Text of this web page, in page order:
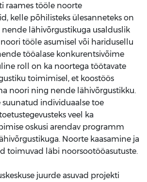
raames tööle noorte
kelle põhilisteks ülesanneteks on
nende lähivõrgustikuga usalduslik
tööle asumisel või haridusellu
tööalase konkurentsivõime
roll on ka noortega töötavate
toimimisel, et koostöös
noori ning nende lähivõrgustikku.
suunatud individuaalse toe
veel ka
oskusi arendav programm
Noorte kaasamine ja
toimuvad läbi noorsootööasutuste.
juurde asuvad projekti